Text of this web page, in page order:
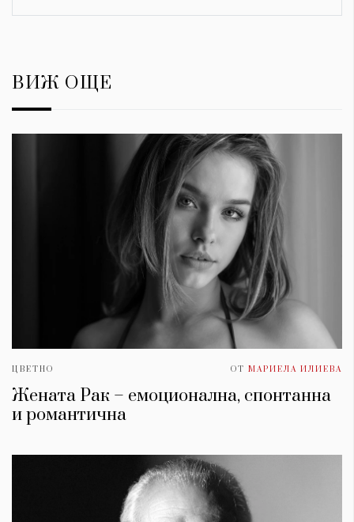
ВИЖ ОЩЕ
ЦВЕТНО ОТ МАРИЕЛА ИЛИЕВА
Жената Рак – емоционална, спонтанна
и романтична